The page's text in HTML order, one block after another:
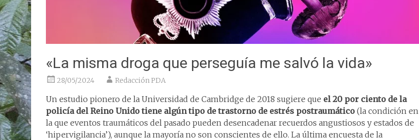
«La misma droga que perseguía me salvó la vida»
28/05/2024 Redacción PDA
Un estudio pionero de la Universidad de Cambridge de 2018 sugiere que el 20 por ciento de la
policía del Reino Unido tiene algún tipo de trastorno de estrés postraumático (la condición en
la que eventos traumáticos del pasado pueden desencadenar recuerdos angustiosos y estados de
‘hipervigilancia’), aunque la mayoría no son conscientes de ello. La última encuesta de la